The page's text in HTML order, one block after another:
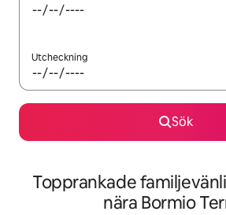
Utcheckning
Sök
Topprankade
nära Bormio